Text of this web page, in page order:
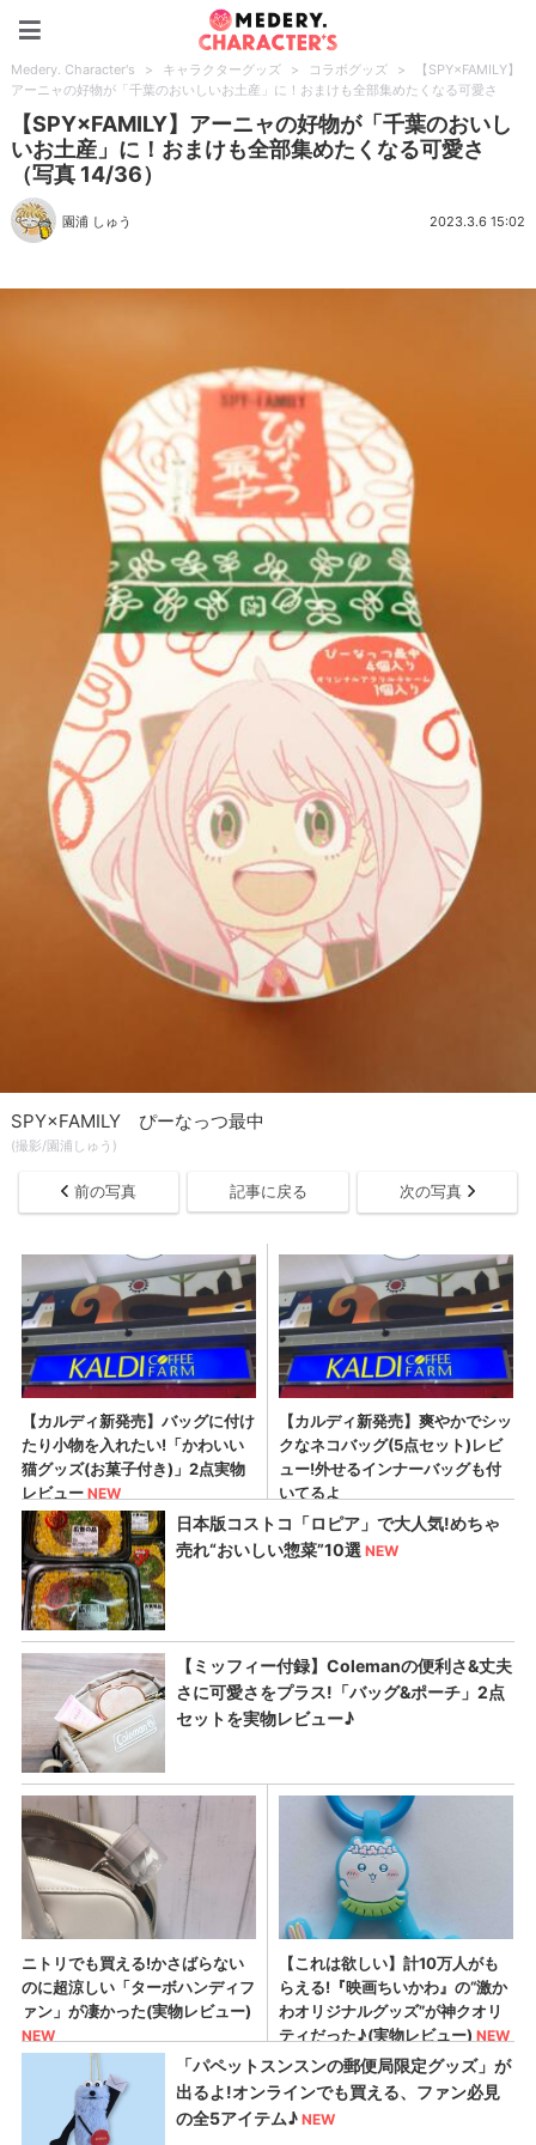
Medery. Character's > キャラクターグッズ > コラボグッズ >
【SPY×FAMILY】
アーニャの好物が「千葉のおいしいお土産」に！おまけも全部集めたくなる可愛さ
【SPY×FAMILY】アーニャの好物が「千葉のおいし
いお土産」に！おまけも全部集めたくなる可愛さ
（写真 14/36）
園浦 しゅう 2023.3.6 15:02
SPY×FAMILY ぴーなっつ最中
(撮影/園浦しゅう)
前の写真 記事に戻る 次の写真